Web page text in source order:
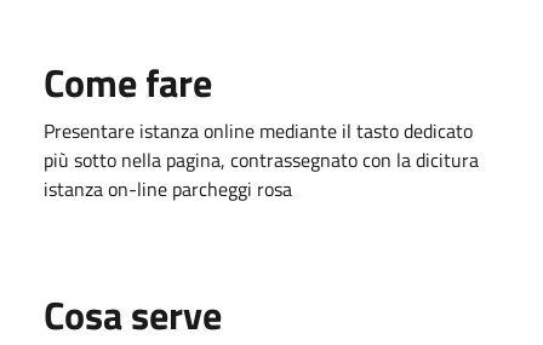
Come fare
Presentare istanza online mediante il tasto dedicato
più sotto nella pagina, contrassegnato con la dicitura
istanza on-line parcheggi rosa
Cosa serve